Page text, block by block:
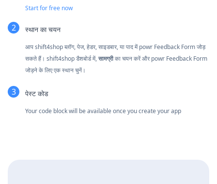
Start for free now
स्थान का चयन
आप shift4shop ब्लॉग, पेज, हेडर, साइडबार, या पाद में powr Feedback Form जोड़
सकते हैं। shift4shop डैशबोर्ड में,सामग्रीका चयन करें और powr Feedback Form
जोड़ने के लिए एक स्थान चुनें।
पेस्ट कोड
Your code block will be available once you create your app